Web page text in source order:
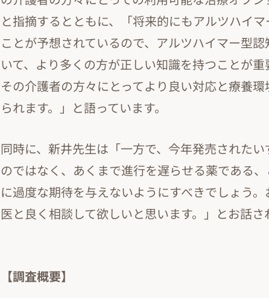
と指摘するとともに、「将来的にもアルツハイ
ことが予想されているので、アルツハイマー型
いて、より多くの方が正しい知識を持つことが
その介護者の方々にとってより良い対応と療養
られます。」と語っています。
同時に、新井先生は「一方で、今年発売された
のではなく、あくまで進行を遅らせる薬である
に過度な期待を与えないようにすべきでしょう
医と良く相談して欲しいと思います。」とお話さ
【調査概要】